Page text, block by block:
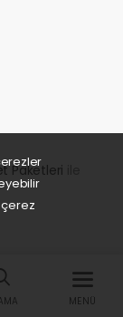
Paketleri
MENÜ